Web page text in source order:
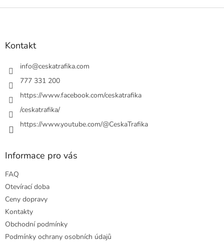
ý
s
v
Z
Kontakt
info@ceskatrafika.com
777 331 200
https://www.facebook.com/ceskatrafika
/ceskatrafika/
https://www.youtube.com/@CeskaTrafika
Informace pro vás
FAQ
Otevírací doba
Ceny dopravy
Kontakty
Obchodní podmínky
Podmínky ochrany osobních údajů